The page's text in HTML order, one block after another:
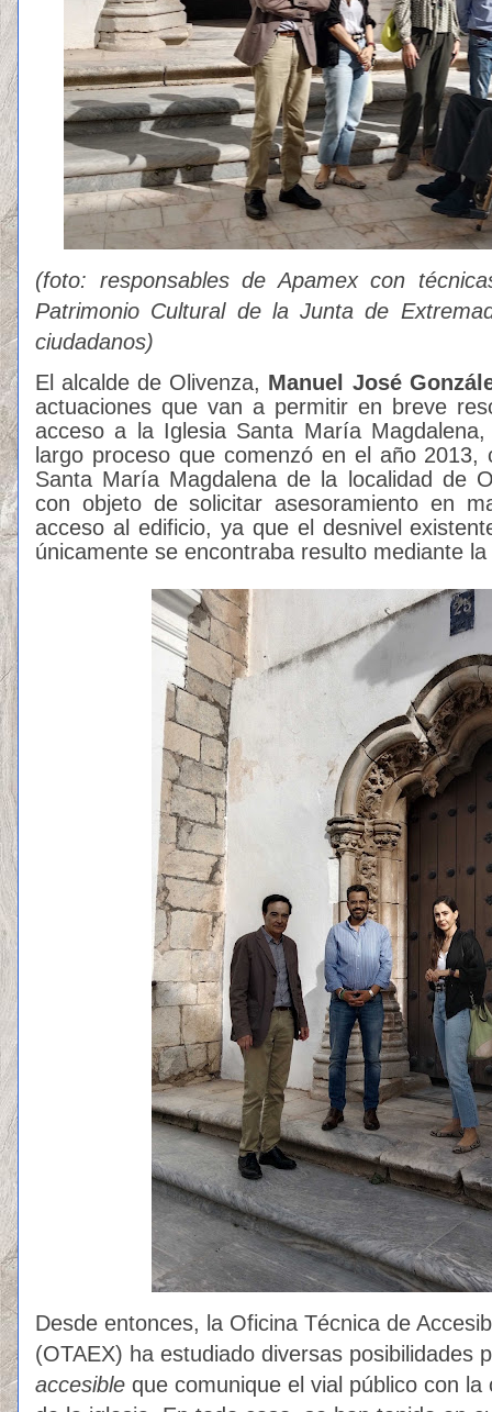
(foto: responsables de Apamex con
Patrimonio Cultural de la Junta de
ciudadanos)
El alcalde de Olivenza, Manuel José
actuaciones que van a permitir en breve
acceso a la Iglesia Santa María
largo proceso que comenzó en el año
Santa María Magdalena de la localidad de
con objeto de solicitar asesoramiento en
acceso al edificio, ya que el desnivel
únicamente se encontraba resulto mediante
Desde entonces, la Oficina Técnica de
(OTAEX) ha estudiado diversas posibilidades
accesible que comunique el vial público con